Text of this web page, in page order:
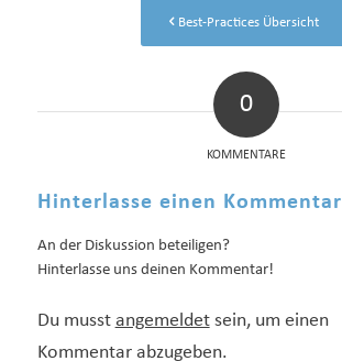
Best-Practices Übersicht
0
KOMMENTARE
Hinterlasse einen Kommentar
An der Diskussion beteiligen?
Hinterlasse uns deinen Kommentar!
Du musst angemeldetsein, um einen
Kommentar abzugeben.